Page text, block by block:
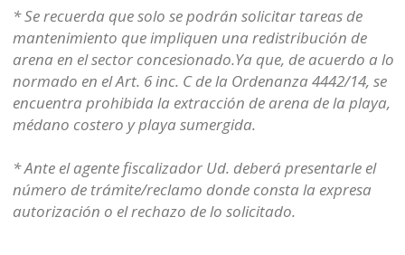
* Se recuerda que solo se podrán solicitar tareas de
mantenimiento que impliquen una redistribución de
arena en el sector concesionado.Ya que, de acuerdo a lo
normado en el Art. 6 inc. C de la Ordenanza 4442/14, se
encuentra prohibida la extracción de arena de la playa,
médano costero y playa sumergida.
* Ante el agente fiscalizador Ud. deberá presentarle el
número de trámite/reclamo donde consta la expresa
autorización o el rechazo de lo solicitado.